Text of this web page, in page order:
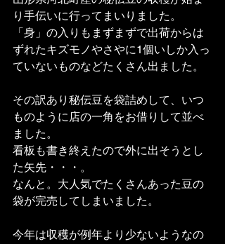
り手伝いに行ってまいりました。
「身」の入りもまずまずで出荷からは
ずれたキズモノやさやに1個いしか入っ
ていないものなどたくさん出ました。
その訳あり秘伝豆を袋詰めして、いつ
ものように店の一角をお借りして並べ
ました。
看板も書き終えたので外に出そうとし
た矢先・・・。
なんと。大人気でたくさんあった豆の
袋が完売してしまいました。
今年は収穫が例年より少ないようなの